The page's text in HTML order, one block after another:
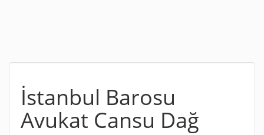
İstanbul Barosu
Avukat Cansu Dağ